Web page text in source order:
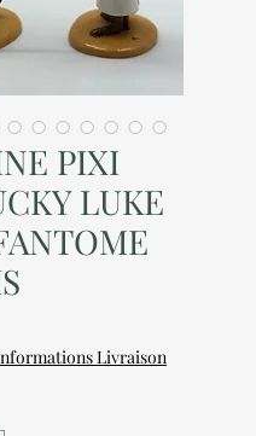
PIXI
LUKE
Livraison